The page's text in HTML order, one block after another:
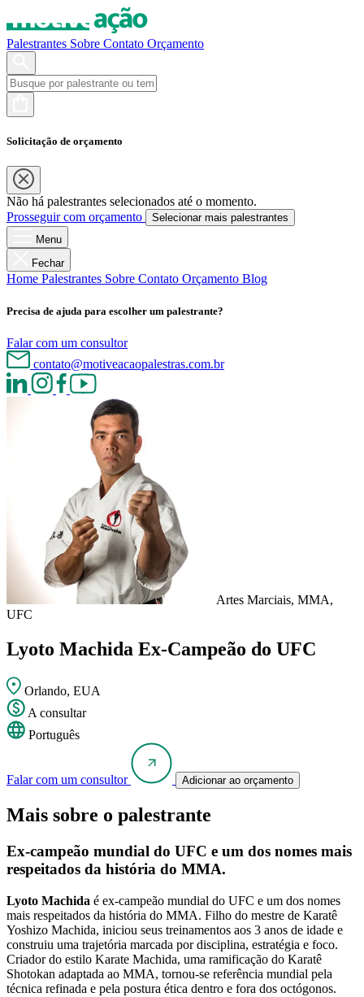
Palestrantes Sobre Contato Orçamento
Solicitação de orçamento
Não há palestrantes selecionados até o momento.
Prosseguir com orçamento
Selecionar mais palestrantes
Menu
Fechar
Home Palestrantes Sobre Contato Orçamento Blog
Precisa de ajuda para escolher um palestrante?
Falar com um consultor
contato@motiveacaopalestras.com.br
Artes Marciais, MMA,
UFC
Lyoto Machida Ex-Campeão do UFC
Orlando, EUA
A consultar
Português
Falar com um consultor Adicionar ao orçamento
Mais sobre o palestrante
Ex-campeão mundial do UFC e um dos nomes mais
respeitados da história do MMA.
Lyoto Machida é ex-campeão mundial do UFC e um dos nomes
mais respeitados da história do MMA. Filho do mestre de Karatê
Yoshizo Machida, iniciou seus treinamentos aos 3 anos de idade e
construiu uma trajetória marcada por disciplina, estratégia e foco.
Criador do estilo Karate Machida, uma ramificação do Karatê
Shotokan adaptada ao MMA, tornou-se referência mundial pela
técnica refinada e pela postura ética dentro e fora dos octógonos.